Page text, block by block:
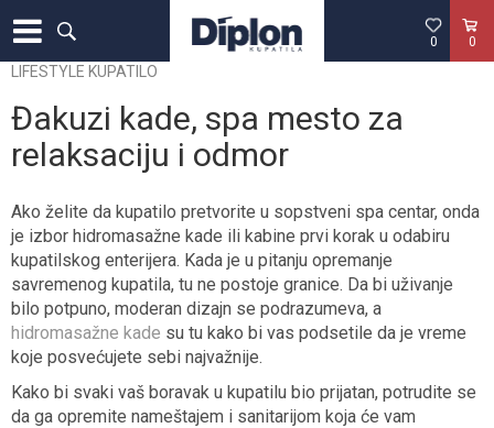
0
0
LIFESTYLE KUPATILO
Đakuzi kade, spa mesto za
relaksaciju i odmor
Ako želite da kupatilo pretvorite u sopstveni spa centar, onda
je izbor hidromasažne kade ili kabine prvi korak u odabiru
kupatilskog enterijera. Kada je u pitanju opremanje
savremenog kupatila, tu ne postoje granice. Da bi uživanje
bilo potpuno, moderan dizajn se podrazumeva, a
hidromasažne kade su tu kako bi vas podsetile da je vreme
koje posvećujete sebi najvažnije.
Kako bi svaki vaš boravak u kupatilu bio prijatan, potrudite se
da ga opremite nameštajem i sanitarijom koja će vam